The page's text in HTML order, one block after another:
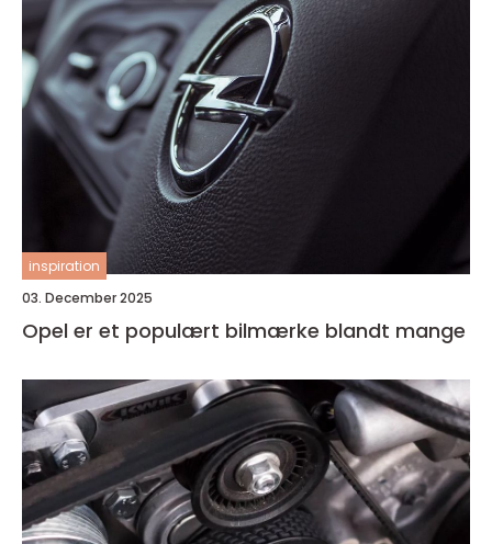
inspiration
03. December 2025
Opel er et populært bilmærke blandt mange